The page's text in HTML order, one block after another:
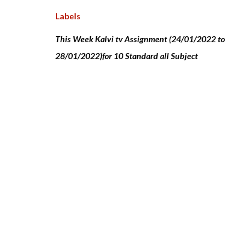
Labels
This Week Kalvi tv Assignment (24/01/2022 to
28/01/2022)for 10 Standard all Subject